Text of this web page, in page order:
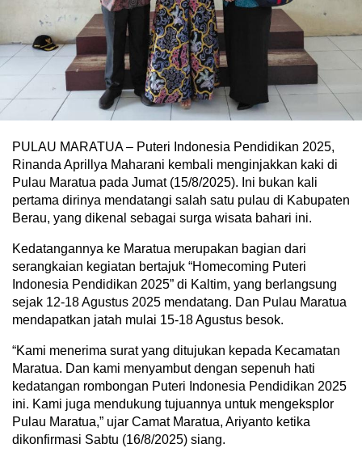
PULAU MARATUA – Puteri Indonesia Pendidikan 2025,
Rinanda Aprillya Maharani kembali menginjakkan kaki di
Pulau Maratua pada Jumat (15/8/2025). Ini bukan kali
pertama dirinya mendatangi salah satu pulau di Kabupaten
Berau, yang dikenal sebagai surga wisata bahari ini.
Kedatangannya ke Maratua merupakan bagian dari
serangkaian kegiatan bertajuk “Homecoming Puteri
Indonesia Pendidikan 2025” di Kaltim, yang berlangsung
sejak 12-18 Agustus 2025 mendatang. Dan Pulau Maratua
mendapatkan jatah mulai 15-18 Agustus besok.
“Kami menerima surat yang ditujukan kepada Kecamatan
Maratua. Dan kami menyambut dengan sepenuh hati
kedatangan rombongan Puteri Indonesia Pendidikan 2025
ini. Kami juga mendukung tujuannya untuk mengeksplor
Pulau Maratua,” ujar Camat Maratua, Ariyanto ketika
dikonfirmasi Sabtu (16/8/2025) siang.